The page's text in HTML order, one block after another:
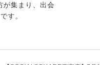
が集まり、出会
す。